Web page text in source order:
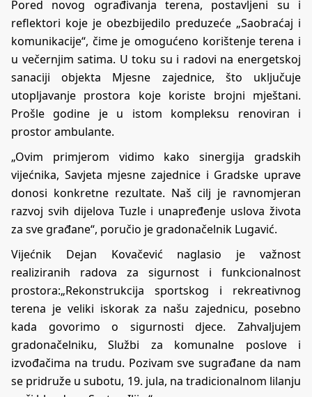
Pored novog ograđivanja terena, postavljeni su i
reflektori koje je obezbijedilo preduzeće „Saobraćaj i
komunikacije“, čime je omogućeno korištenje terena i
u večernjim satima. U toku su i radovi na energetskoj
sanaciji objekta Mjesne zajednice, što uključuje
utopljavanje prostora koje koriste brojni mještani.
Prošle godine je u istom kompleksu renoviran i
prostor ambulante.
„Ovim primjerom vidimo kako sinergija gradskih
vijećnika, Savjeta mjesne zajednice i Gradske uprave
donosi konkretne rezultate. Naš cilj je ravnomjeran
razvoj svih dijelova Tuzle i unapređenje uslova života
za sve građane“, poručio je gradonačelnik Lugavić.
Vijećnik Dejan Kovačević naglasio je važnost
realiziranih radova za sigurnost i funkcionalnost
prostora:„Rekonstrukcija sportskog i rekreativnog
terena je veliki iskorak za našu zajednicu, posebno
kada govorimo o sigurnosti djece. Zahvaljujem
gradonačelniku, Službi za komunalne poslove i
izvođačima na trudu. Pozivam sve sugrađane da nam
se pridruže u subotu, 19. jula, na tradicionalnom lilanju